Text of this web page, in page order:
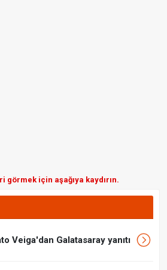
görmek için aşağıya kaydırın.
Veiga'dan Galatasaray yanıtı